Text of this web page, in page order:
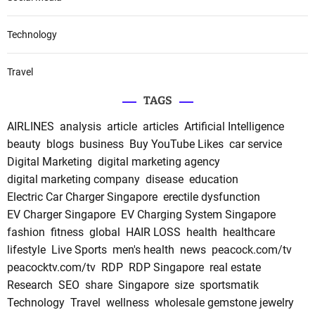
Technology
Travel
TAGS
AIRLINES analysis article articles Artificial Intelligence
beauty blogs business Buy YouTube Likes car service
Digital Marketing digital marketing agency
digital marketing company disease education
Electric Car Charger Singapore erectile dysfunction
EV Charger Singapore EV Charging System Singapore
fashion fitness global HAIR LOSS health healthcare
lifestyle Live Sports men's health news peacock.com/tv
peacocktv.com/tv RDP RDP Singapore real estate
Research SEO share Singapore size sportsmatik
Technology Travel wellness wholesale gemstone jewelry